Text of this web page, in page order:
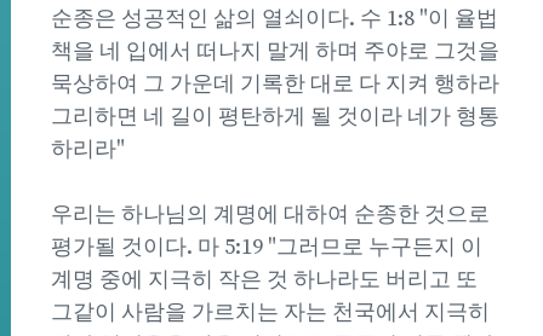
순종은 성공적인 삶의 열쇠이다. 수 1:8 "이 율법
책을 네 입에서 떠나지 말게 하며 주야로 그것을
묵상하여 그 가운데 기록한 대로 다 지켜 행하라
그리하면 네 길이 평탄하게 될 것이라 네가 형통
하리라"
우리는 하나님의 계명에 대하여 순종한 것으로
평가될 것이다. 마 5:19 "그러므로 누구든지 이
계명 중에 지극히 작은 것 하나라도 버리고 또
그같이 사람을 가르치는 자는 천국에서 지극히